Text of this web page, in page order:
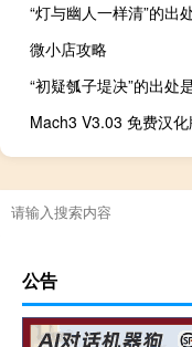
“灯与幽人一样清”的出
微小店攻略
“初疑瓠子堤决”的出处
公告